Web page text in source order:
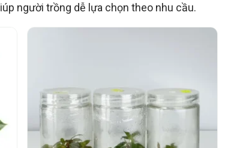
người trồng dễ lựa chọn theo nhu cầu.